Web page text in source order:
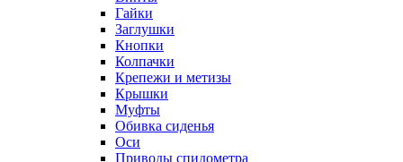
Гайки
Заглушки
Кнопки
Колпачки
Крепежи и метизы
Крышки
Муфты
Обивка сиденья
Оси
Приводы спидометра